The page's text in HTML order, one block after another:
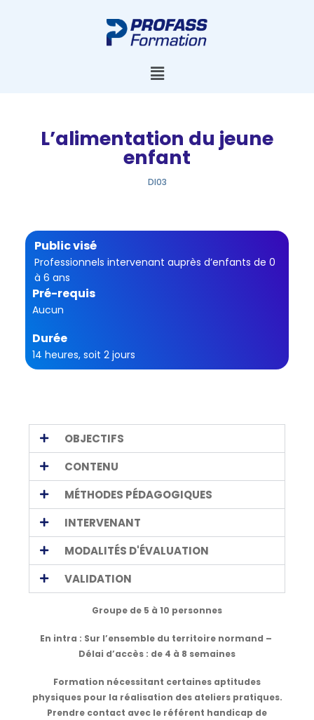
L’alimentation du jeune
enfant
DI03
Public visé
Professionnels intervenant auprès d’enfants de 0
à 6 ans
Pré-requis
Aucun
Durée
14 heures, soit 2 jours
OBJECTIFS
CONTENU
MÉTHODES PÉDAGOGIQUES
INTERVENANT
MODALITÉS D'ÉVALUATION
VALIDATION
Groupe de 5 à 10 personnes
En intra : Sur l’ensemble du territoire normand –
Délai d’accès : de 4 à 8 semaines
Formation nécessitant certaines aptitudes
physiques pour la réalisation des ateliers pratiques.
Prendre contact avec le référent handicap de